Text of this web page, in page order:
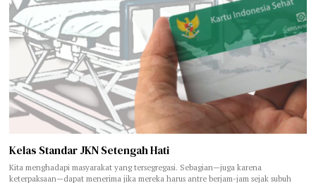
Kelas Standar JKN Setengah Hati
Kita menghadapi masyarakat yang tersegregasi. Sebagian—juga karena
keterpaksaan—dapat menerima jika mereka harus antre berjam-jam sejak subuh